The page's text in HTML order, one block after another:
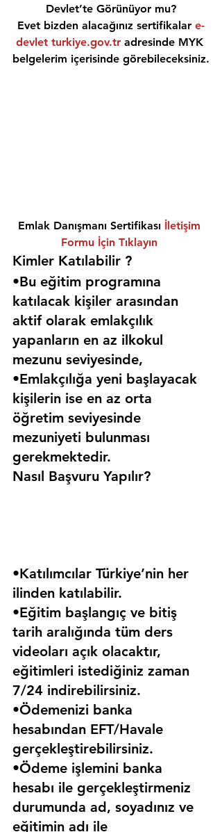
Devlet’te Görünüyor mu?
Evet bizden alacağınız sertifikalar e-
devlet turkiye.gov.tr adresinde MYK
belgelerim içerisinde görebileceksiniz.
Emlak Danışmanı Sertifikası İletişim
Formu İçin Tıklayın
Kimler Katılabilir ?
•Bu eğitim programına
katılacak kişiler arasından
aktif olarak emlakçılık
yapanların en az ilkokul
mezunu seviyesinde,
•Emlakçılığa yeni başlayacak
kişilerin ise en az orta
öğretim seviyesinde
mezuniyeti bulunması
gerekmektedir.
Nasıl Başvuru Yapılır?
•Katılımcılar Türkiye’nin her
ilinden katılabilir.
•Eğitim başlangıç ve bitiş
tarih aralığında tüm ders
videoları açık olacaktır,
eğitimleri istediğiniz zaman
7/24 indirebilirsiniz.
•Ödemenizi banka
hesabından EFT/Havale
gerçekleştirebilirsiniz.
•Ödeme işlemini banka
hesabı ile gerçekleştirmeniz
durumunda ad, soyadınız ve
eğitimin adı ile